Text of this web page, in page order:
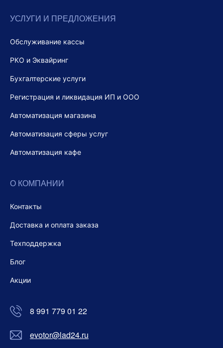
УСЛУГИ И ПРЕДЛОЖЕНИЯ
Обслуживание кассы
РКО и Эквайринг
Бухгалтерские услуги
Регистрация и ликвидация ИП и ООО
Автоматизация магазина
Автоматизация сферы услуг
Автоматизация кафе
О КОМПАНИИ
Контакты
Доставка и оплата заказа
Техподдержка
Блог
Акции
8 991 779 01 22
evotor@lad24.ru